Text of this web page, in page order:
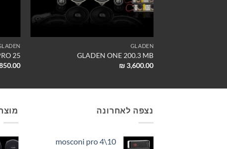
GLADEN
GLADEN ONE 200.3 MB
₪3,600.00
25
נצפה לאחרונה
mosconi pro 4\10